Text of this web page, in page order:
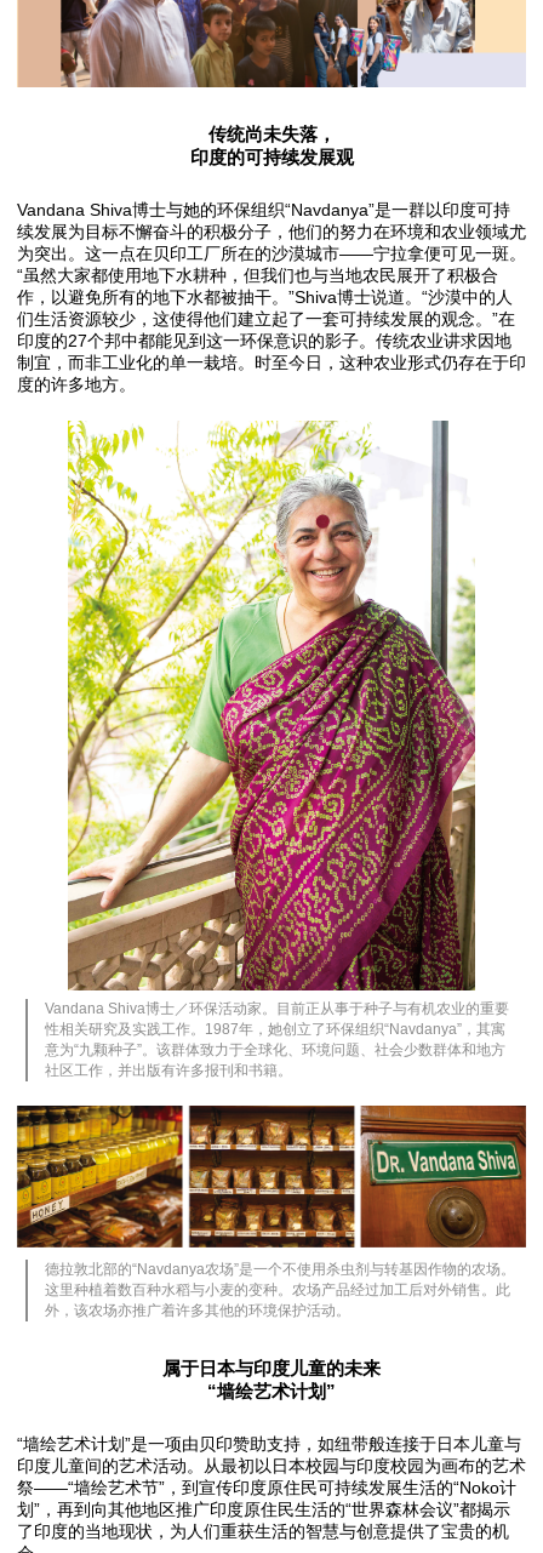
传统尚未失落，
印度的可持续发展观
Vandana Shiva博士与她的环保组织“Navdanya”是一群以印度可持
续发展为目标不懈奋斗的积极分子，他们的努力在环境和农业领域尤
为突出。这一点在贝印工厂所在的沙漠城市——宁拉拿便可见一斑。
“虽然大家都使用地下水耕种，但我们也与当地农民展开了积极合
作，以避免所有的地下水都被抽干。”Shiva博士说道。“沙漠中的人
们生活资源较少，这使得他们建立起了一套可持续发展的观念。”在
印度的27个邦中都能见到这一环保意识的影子。传统农业讲求因地
制宜，而非工业化的单一栽培。时至今日，这种农业形式仍存在于印
度的许多地方。
Vandana Shiva博士 ／环保活动家。目前正从事于种子与有机农业的重要
性相关研究及实践工作。1987年，她创立了环保组织“Navdanya”，其寓
意为“九颗种子”。该群体致力于全球化、环境问题、社会少数群体和地方
社区工作，并出版有许多报刊和书籍。
德拉敦北部的“Navdanya农场”是一个不使用杀虫剂与转基因作物的农场。
这里种植着数百种水稻与小麦的变种。农场产品经过加工后对外销售。此
外，该农场亦推广着许多其他的环境保护活动。
属于日本与印度儿童的未来
“墙绘艺术计划”
“墙绘艺术计划”是一项由贝印赞助支持，如纽带般连接于日本儿童与
印度儿童间的艺术活动。从最初以日本校园与印度校园为画布的艺术
祭——“墙绘艺术节”，到宣传印度原住民可持续发展生活的“Noko计
划”，再到向其他地区推广印度原住民生活的“世界森林会议”都揭示
了印度的当地现状，为人们重获生活的智慧与创意提供了宝贵的机